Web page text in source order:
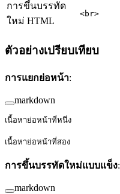
การขึ้นบรรทัด
ใหม่ HTML
<br>
ตัวอย่างเปรียบเทียบ
การแยกย่อหน้า:
markdown
เนื้อหาย่อหน้าที่หนึ่ง
เนื้อหาย่อหน้าที่สอง
การขึ้นบรรทัดใหม่แบบแข็ง:
markdown